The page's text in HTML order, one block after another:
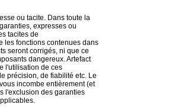
ou tacite. Dans toute la
expresses ou
tacites de
les fonctions contenues dans
seront corrigés, ni que ce
dangereux. Artefact
l'utilisation de ces
précision, de fiabilité etc. Le
incombe entièrement (et
l'exclusion des garanties